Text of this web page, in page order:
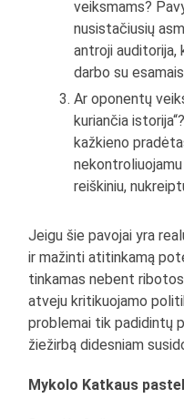
veiksmams?
nusistačiusių
antroji auditorija,
darbo su
Ar oponentų
kuriančia
kažkieno
reiškiniu,
Jeigu šie pavojai yra
ir mažinti atitinkamą
tinkamas nebent
atveju kritikuojamo
problemai tik padidintų
žiežirbą didesniam
Mykolo Katkaus